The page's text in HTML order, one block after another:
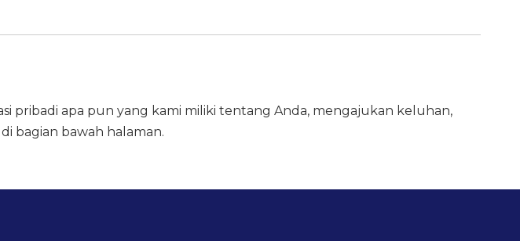
pribadi apa pun yang kami miliki tentang Anda, mengajukan keluhan,
bagian bawah halaman.